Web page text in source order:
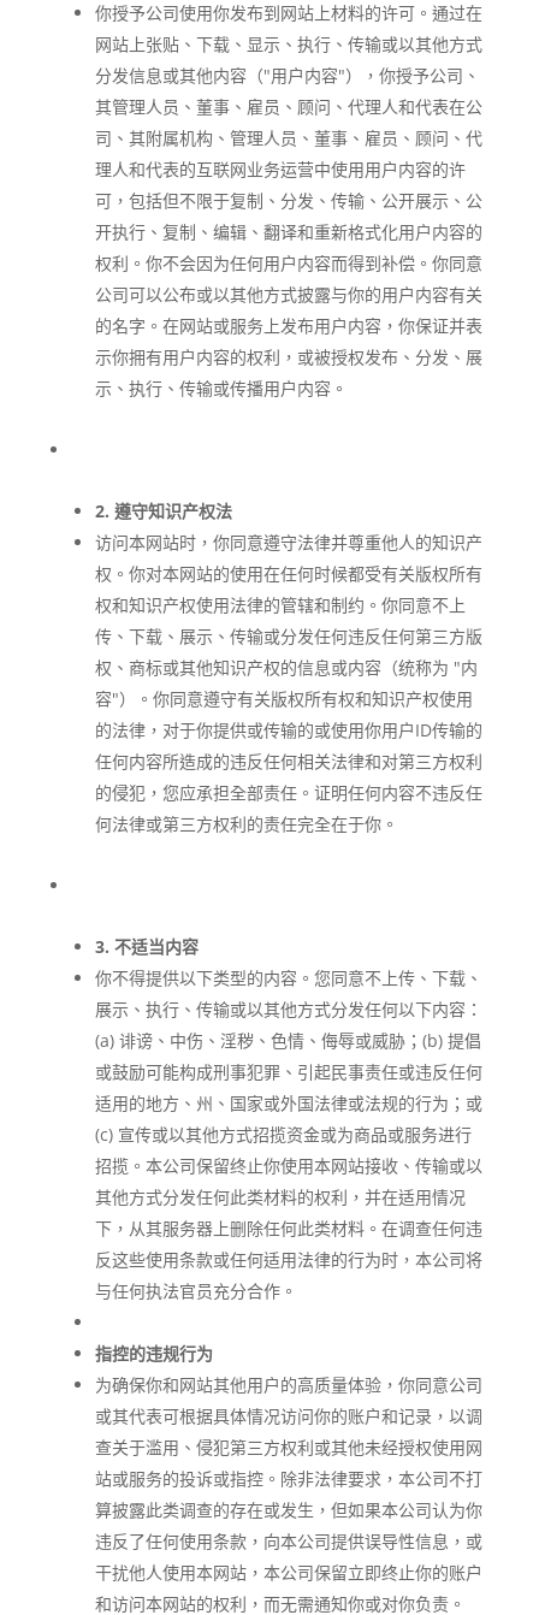
你授予公司使用你发布到网站上材料的许可。通过在
网站上张贴、下载、显示、执行、传输或以其他方式
分发信息或其他内容（"用户内容"），你授予公司、
其管理人员、董事、雇员、顾问、代理人和代表在公
司、其附属机构、管理人员、董事、雇员、顾问、代
理人和代表的互联网业务运营中使用用户内容的许
可，包括但不限于复制、分发、传输、公开展示、公
开执行、复制、编辑、翻译和重新格式化用户内容的
权利。你不会因为任何用户内容而得到补偿。你同意
公司可以公布或以其他方式披露与你的用户内容有关
的名字。在网站或服务上发布用户内容，你保证并表
示你拥有用户内容的权利，或被授权发布、分发、展
示、执行、传输或传播用户内容。
2. 遵守知识产权法
访问本网站时，你同意遵守法律并尊重他人的知识产
权。你对本网站的使用在任何时候都受有关版权所有
权和知识产权使用法律的管辖和制约。你同意不上
传、下载、展示、传输或分发任何违反任何第三方版
权、商标或其他知识产权的信息或内容（统称为 "内
容"）。你同意遵守有关版权所有权和知识产权使用
的法律，对于你提供或传输的或使用你用户ID传输的
任何内容所造成的违反任何相关法律和对第三方权利
的侵犯，您应承担全部责任。证明任何内容不违反任
何法律或第三方权利的责任完全在于你。
3. 不适当内容
你不得提供以下类型的内容。您同意不上传、下载、
展示、执行、传输或以其他方式分发任何以下内容：
(a) 诽谤、中伤、淫秽、色情、侮辱或威胁；(b) 提倡
或鼓励可能构成刑事犯罪、引起民事责任或违反任何
适用的地方、州、国家或外国法律或法规的行为；或
(c) 宣传或以其他方式招揽资金或为商品或服务进行
招揽。本公司保留终止你使用本网站接收、传输或以
其他方式分发任何此类材料的权利，并在适用情况
下，从其服务器上删除任何此类材料。在调查任何违
反这些使用条款或任何适用法律的行为时，本公司将
与任何执法官员充分合作。
指控的违规行为
为确保你和网站其他用户的高质量体验，你同意公司
或其代表可根据具体情况访问你的账户和记录，以调
查关于滥用、侵犯第三方权利或其他未经授权使用网
站或服务的投诉或指控。除非法律要求，本公司不打
算披露此类调查的存在或发生，但如果本公司认为你
违反了任何使用条款，向本公司提供误导性信息，或
干扰他人使用本网站，本公司保留立即终止你的账户
和访问本网站的权利，而无需通知你或对你负责。